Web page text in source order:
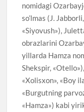
nomidagi
so’lmas (J.
«Siyovush»),
obrazlarini
yillarda Hamza
Shekspir,
«Xolisxon», «Boy
«Burgutning
«Hamza») kabi